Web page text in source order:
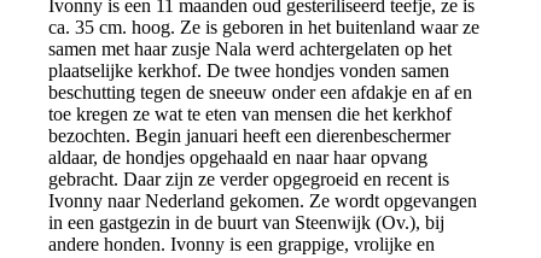
Ivonny is een 11 maanden oud gesteriliseerd teefje, ze is
ca. 35 cm. hoog. Ze is geboren in het buitenland waar ze
samen met haar zusje Nala werd achtergelaten op het
plaatselijke kerkhof. De twee hondjes vonden samen
beschutting tegen de sneeuw onder een afdakje en af en
toe kregen ze wat te eten van mensen die het kerkhof
bezochten. Begin januari heeft een dierenbeschermer
aldaar, de hondjes opgehaald en naar haar opvang
gebracht. Daar zijn ze verder opgegroeid en recent is
Ivonny naar Nederland gekomen. Ze wordt opgevangen
in een gastgezin in de buurt van Steenwijk (Ov.), bij
andere honden. Ivonny is een grappige, vrolijke en